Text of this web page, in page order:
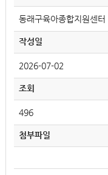
동래구육아종합지원센터
작성일
2026-07-02
조회
496
첨부파일